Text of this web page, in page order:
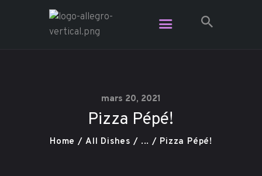
mars 20, 2021
Pizza Pépé!
Home All Dishes ... Pizza Pépé!
Plats pour emporter